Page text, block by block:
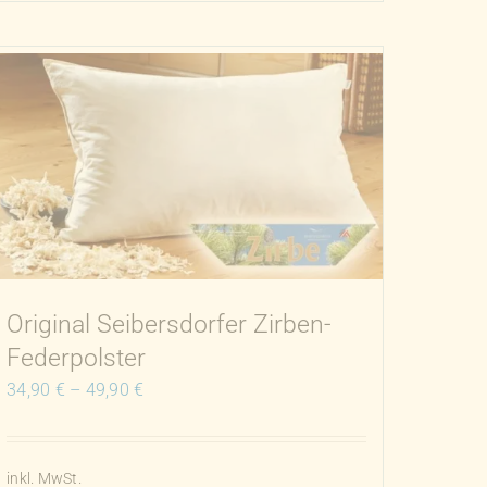
Produkt
mehrere
Varianten
Optionen
können
auf
der
gewählt
werden
Original Seibersdorfer Zirben-
Federpolster
34,90 € – 49,90€
inkl. MwSt.